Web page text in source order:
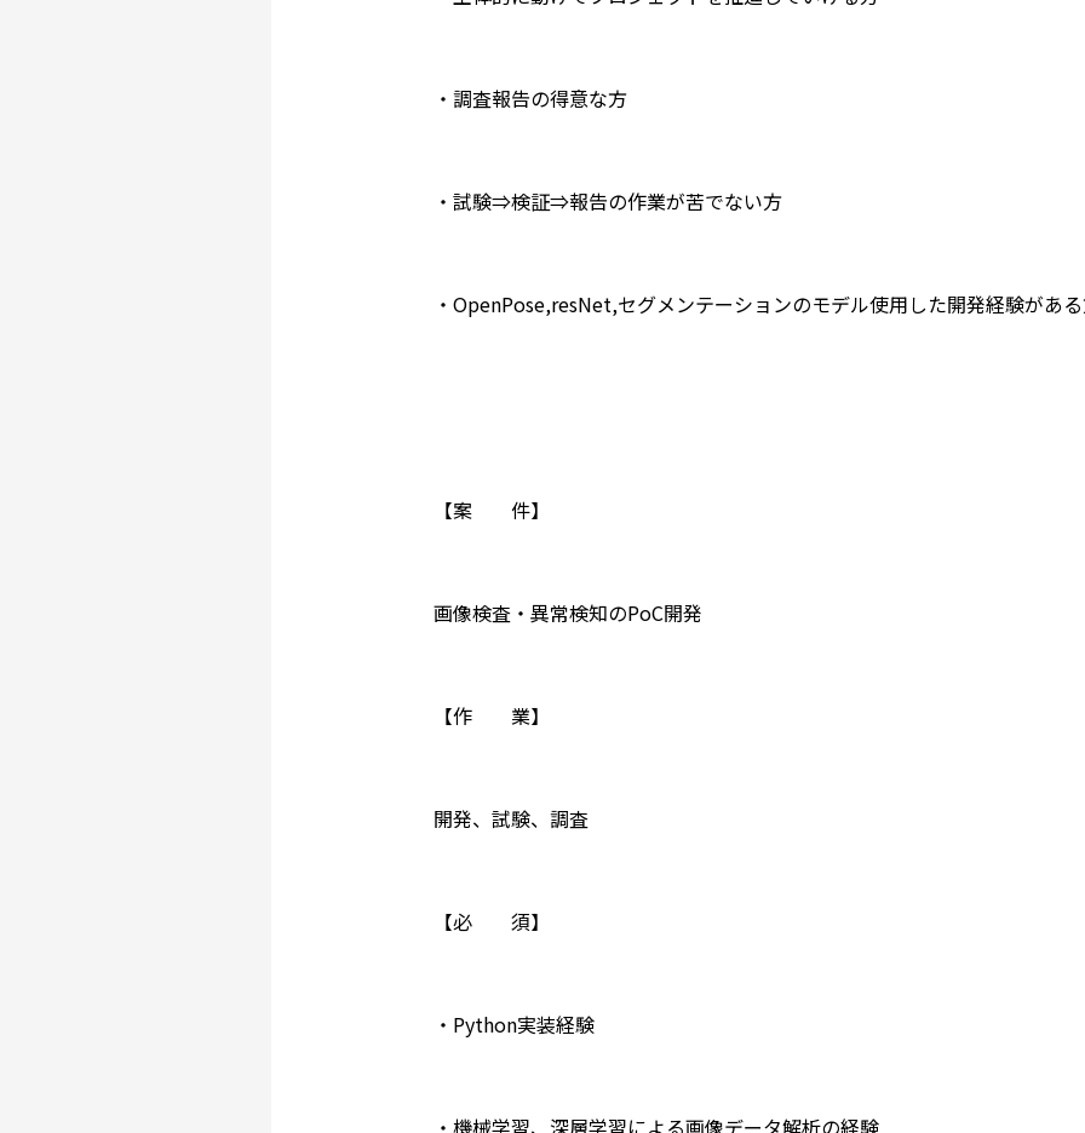
・調査報告の得意な方
・試験⇒検証⇒報告の作業が苦でない方
・OpenPose,resNet,セグメンテーションのモデル使用した開発経験があ
【案 件】
画像検査・異常検知のPoC開発
【作 業】
開発、試験、調査
【必 須】
・Python実装経験
・機械学習、深層学習による画像データ解析の経験